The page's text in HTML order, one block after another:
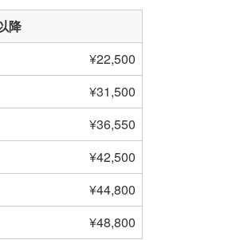
降
¥22,500
¥31,500
¥36,550
¥42,500
¥44,800
¥48,800